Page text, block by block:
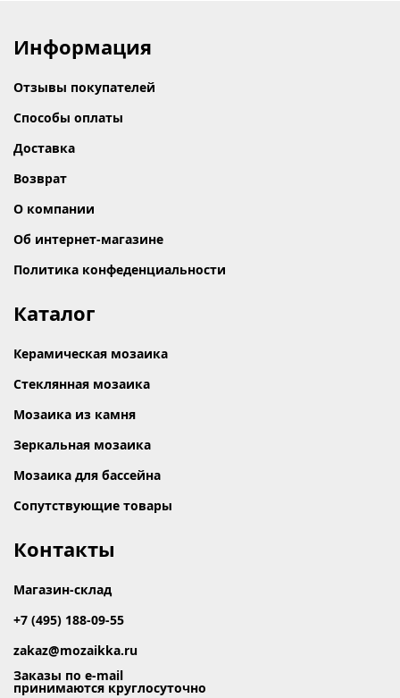
Информация
Отзывы покупателей
Способы оплаты
Доставка
Возврат
О компании
Об интернет-магазине
Политика конфеденциальности
Каталог
Керамическая мозаика
Стеклянная мозаика
Мозаика из камня
Зеркальная мозаика
Мозаика для бассейна
Сопутствующие товары
Контакты
Магазин-склад
+7 (495) 188-09-55
zakaz@mozaikka.ru
Заказы по e-mail
принимаются круглосуточно